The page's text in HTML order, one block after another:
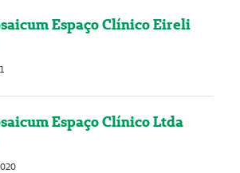
Espaço Clínico Eireli
Espaço Clínico Ltda